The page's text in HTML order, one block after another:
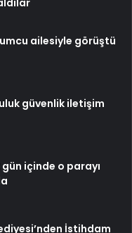
ailesiyle görüştü
güvenlik iletişim
içinde o parayı
İstihdam